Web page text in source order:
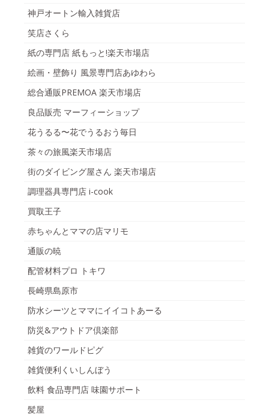
神戸オートン輸入雑貨店
笑店さくら
紙の専門店 紙もっと!楽天市場店
絵画・壁飾り 風景専門店あゆわら
総合通販PREMOA 楽天市場店
良品販売 マーフィーショップ
花うるる〜花でうるおう毎日
茶々の旅風楽天市場店
街のダイビング屋さん 楽天市場店
調理器具専門店 i-cook
買取王子
赤ちゃんとママの店マリモ
通販の暁
配管材料プロ トキワ
長崎県島原市
防水シーツとママにイイコトあーる
防災&アウトドア倶楽部
雑貨のワールドピグ
雑貨便利くいしんぼう
飲料 食品専門店 味園サポート
髪屋